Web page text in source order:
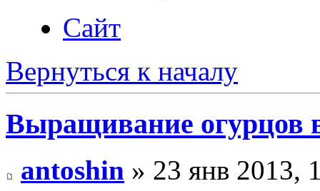
Сайт
Вернуться к началу
Выращивание огурцов
antoshin » 23 янв 2013,